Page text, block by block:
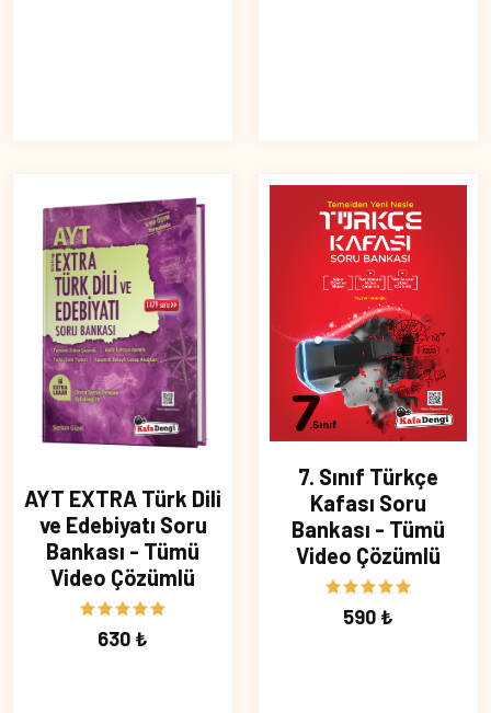
AYT EXTRA Türk Dili
ve Edebiyatı Soru
Bankası - Tümü
Video Çözümlü
630 ₺
7. Sınıf Türkçe
Kafası Soru
Bankası - Tümü
Video Çözümlü
590 ₺